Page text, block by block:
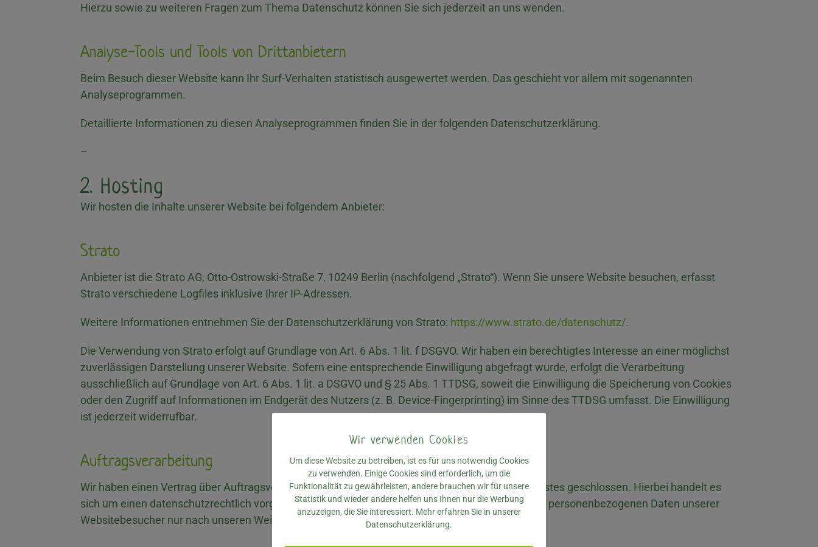
Hierzu sowie zu weiteren Fragen zum Thema Datenschutz können Sie sich jederzeit an uns wenden.
Analyse-Tools und Tools von Dritt­anbietern
Beim Besuch dieser Website kann Ihr Surf-Verhalten statistisch ausgewertet werden. Das geschieht vor allem mit sogenannten
Analyseprogrammen.
Detaillierte Informationen zu diesen Analyseprogrammen finden Sie in der folgenden Datenschutzerklärung.
–
2. Hosting
Wir hosten die Inhalte unserer Website bei folgendem Anbieter:
Strato
Anbieter ist die Strato AG, Otto-Ostrowski-Straße 7, 10249 Berlin (nachfolgend „Strato“). Wenn Sie unsere Website besuchen, erfasst
Strato verschiedene Logfiles inklusive Ihrer IP-Adressen.
Weitere Informationen entnehmen Sie der Datenschutzerklärung von Strato: https://www.strato.de/datenschutz/.
Die Verwendung von Strato erfolgt auf Grundlage von Art. 6 Abs. 1 lit. f DSGVO. Wir haben ein berechtigtes Interesse an einer möglichst
zuverlässigen Darstellung unserer Website. Sofern eine entsprechende Einwilligung abgefragt wurde, erfolgt die Verarbeitung
ausschließlich auf Grundlage von Art. 6 Abs. 1 lit. a DSGVO und § 25 Abs. 1 TTDSG, soweit die Einwilligung die Speicherung von Cookies
oder den Zugriff auf Informationen im Endgerät des Nutzers (z. B. Device-Fingerprinting) im Sinne des TTDSG umfasst. Die Einwilligung
ist jederzeit widerrufbar.
Auftragsverarbeitung
Wir haben einen Vertrag über Auftragsverarbeitung (AVV) zur Nutzung des oben genannten Dienstes geschlossen. Hierbei handelt es
sich um einen datenschutzrechtlich vorgeschriebenen Vertrag, der gewährleistet, dass dieser die personenbezogenen Daten unserer
Websitebesucher nur nach unseren Weisungen und unter Einhaltung der DSGVO verarbeitet.
Wir verwenden Cookies
Um diese Website zu betreiben, ist es für uns notwendig Cookies
zu verwenden. Einige Cookies sind erforderlich, um die
Funktionalität zu gewährleisten, andere brauchen wir für unsere
Statistik und wieder andere helfen uns Ihnen nur die Werbung
anzuzeigen, die Sie interessiert. Mehr erfahren Sie in unserer
Datenschutzerklärung.